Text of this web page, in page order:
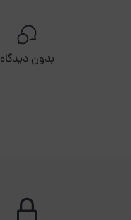
بدون دیدگاه